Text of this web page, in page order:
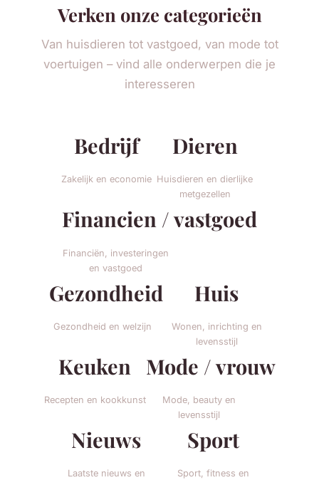
Verken onze categorieën
Van huisdieren tot vastgoed, van mode tot
voertuigen – vind alle onderwerpen die je
interesseren
Bedrijf
Zakelijk en economie
Dieren
Huisdieren en dierlijke
metgezellen
Financien / vastgoed
Financiën, investeringen
en vastgoed
Gezondheid
Gezondheid en welzijn
Huis
Wonen, inrichting en
levensstijl
Keuken
Recepten en kookkunst
Mode / vrouw
Mode, beauty en
levensstijl
Nieuws
Laatste nieuws en
Sport
Sport, fitness en